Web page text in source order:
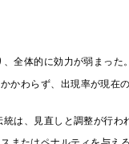
全体的に効力が弱まった。
わらず、出現率が現在
は、見直しと調整が行わ